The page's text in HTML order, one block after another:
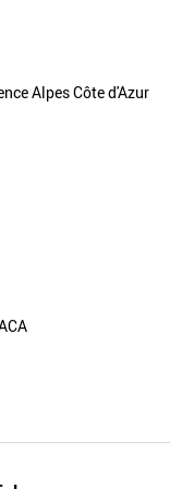
Alpes Côte d'Azur